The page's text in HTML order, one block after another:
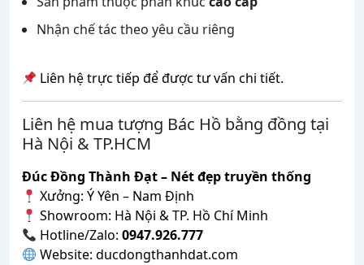
Nhận chế tác theo yêu cầu riêng
Liên hệ trực tiếp để được tư vấn chi tiết.
Liên hệ mua tượng Bác Hồ bằng đồng tại
Hà Nội & TP.HCM
Đúc Đồng Thành Đạt – Nét đẹp truyền thống
Xưởng: Ý Yên – Nam Định
Showroom: Hà Nội & TP. Hồ Chí Minh
Hotline/Zalo:0947.926.777
Website: ducdongthanhdat.com